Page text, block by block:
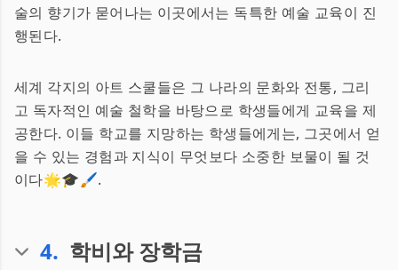
술의 향기가 묻어나는 이곳에서는 독특한 예술 교육이 진
행된다.
세계 각지의 아트 스쿨들은 그 나라의 문화와 전통, 그리
고 독자적인 예술 철학을 바탕으로 학생들에게 교육을 제
공한다. 이들 학교를 지망하는 학생들에게는, 그곳에서 얻
을 수 있는 경험과 지식이 무엇보다 소중한 보물이 될 것
이다🌟🎓🖌️.
4. 학비와 장학금